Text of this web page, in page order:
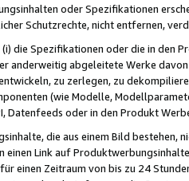
oder Spezifikationen
Schutzrechte, nicht entfernen,
(i) die Spezifikationen oder die in
anderweitig abgeleitete Werke
zu zerlegen, zu
(wie Modelle,
Datenfeeds oder in den Produkt
die aus einem Bild bestehen,
einen Link auf
einen Zeitraum von bis zu 24